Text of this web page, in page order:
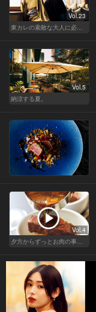
Vol.23
Vol.5
納涼する夏。
Vol.4